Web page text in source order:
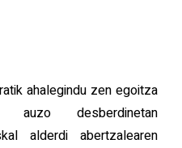
ahalegindu zen egoitza
auzo desberdinetan
alderdi abertzalearen